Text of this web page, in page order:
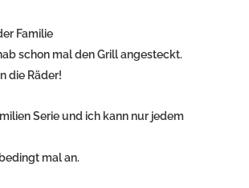
Familie
schon mal den Grill angesteckt.
die Räder!
Serie und ich kann nur jedem
mal an.